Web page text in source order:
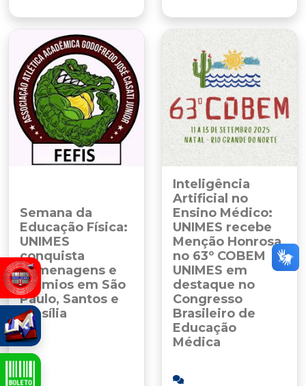
Semana da
Educação Física:
UNIMES
conquista
homenagens e
prêmios em São
Paulo, Santos e
Brasília
Inteligência
Artificial no
Ensino Médico:
UNIMES recebe
Menção Honrosa
no 63º COBEM
UNIMES em
destaque no
Congresso
Brasileiro de
Educação
Médica